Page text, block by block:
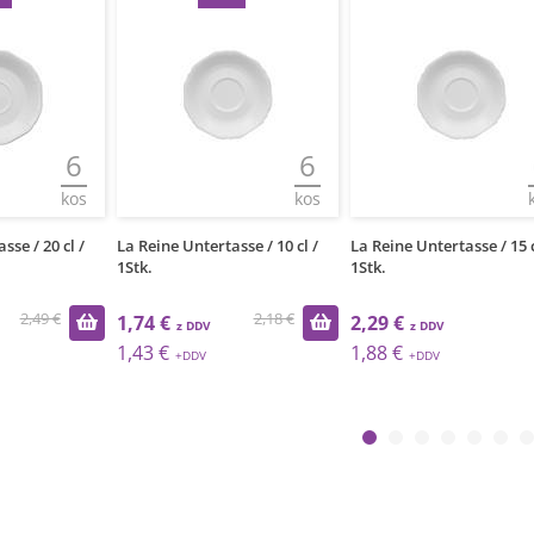
6
kos
/ 20 cl /
2,49 €
6
kos
La Reine Untertasse / 10 cl /
1Stk.
2,18 €
1,74 €
1,43 €
La Reine Untertasse / 15
1Stk.
2,29 €
1,88 €